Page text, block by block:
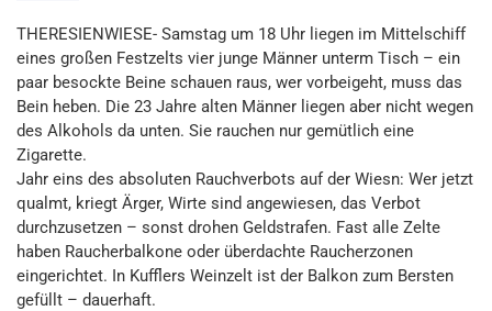
THERESIENWIESE- Samstag um 18 Uhr liegen im Mittelschiff
eines großen Festzelts vier junge Männer unterm Tisch – ein
paar besockte Beine schauen raus, wer vorbeigeht, muss das
Bein heben. Die 23 Jahre alten Männer liegen aber nicht wegen
des Alkohols da unten. Sie rauchen nur gemütlich eine
Zigarette.
Jahr eins des absoluten Rauchverbots auf der Wiesn: Wer jetzt
qualmt, kriegt Ärger, Wirte sind angewiesen, das Verbot
durchzusetzen – sonst drohen Geldstrafen. Fast alle Zelte
haben Raucherbalkone oder überdachte Raucherzonen
eingerichtet. In Kufflers Weinzelt ist der Balkon zum Bersten
gefüllt – dauerhaft.